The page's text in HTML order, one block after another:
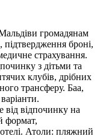
громадянам
броні,
страхування.
з дітьми та
клубів, дрібних
трансферу. Баа,
від відпочинку на
формат,
Атоли: пляжний